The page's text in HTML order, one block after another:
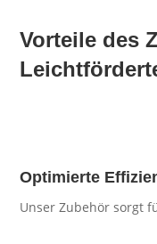
Vorteile des
Optimierte
Unser Zubehör sorgt